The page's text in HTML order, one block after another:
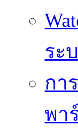
ระ
กา
พา